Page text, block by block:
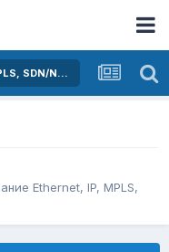
Активное оборудование Ethernet, IP, MPLS, SDN/NFV...
Ethernet, IP, MPLS,